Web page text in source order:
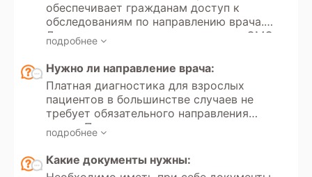
Максимальная разрешенная доза
облучения для пациента в год
составляет 1 мЗв (миллизиверт).
обследований зависят от клинической
необходимости и состояния пациента.
Для исследований с контрастом также
существуют ограничения. Контрастные
вещества могут вызывать
аллергические реакции или увеличивать
хроническими заболеваниями. Решение
обеспечивает гражданам доступ к
обследованиям по направлению врача.
Для организации лечения в рамках ОМС
Вам необходимо предоставить
следующие документы: паспорт,
актуальный номер полиса (ЕНП),СНИЛС
(при наличии), направление от лечащего
врача (с обязательным указанием
лечебного учреждения и фамилии
врача). Запись осуществляется через
Госуслуги.
подробнее
Нужно ли направление врача:
Платная диагностика для взрослых
пациентов в большинстве случаев не
требует обязательного направления
врача. Пациент самостоятельно может
инициировать обследование. Для
проведения платной диагностики
ребенку направление требуется только в
подробнее
Какие документы нужны: